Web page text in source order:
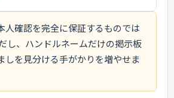
人確認を完全に保証するものでは
し、ハンドルネームだけの掲示板
しを見分ける手がかりを増やせま